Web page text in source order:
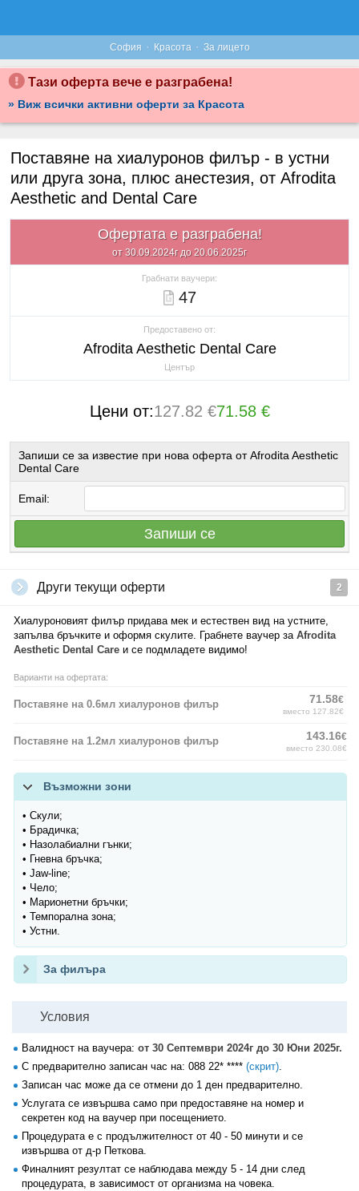
София · Красота · За лицето
Тази оферта вече е разграбена!
» Виж всички активни оферти за Красота
Поставяне на хиалуронов филър - в устни
или друга зона, плюс анестезия, от Afrodita
Aesthetic and Dental Care
Офертата е разграбена!
от 30.09.2024г до 20.06.2025г
Грабнати ваучери:
47
Предоставено от:
Afrodita Aesthetic Dental Care
Център
Цени от:127.82 €71.58 €
Запиши се за известие при нова оферта от Afrodita Aesthetic
Dental Care
Email:
Запиши се
Други текущи оферти 2
Хиалуроновият филър придава мек и естествен вид на устните,
запълва бръчките и оформя скулите. Грабнете ваучер за Afrodita
Aesthetic Dental Care и се подмладете видимо!
Варианти на офертата:
Поставяне на 0.6мл хиалуронов филър 71.58€
вместо 127.82€
Поставяне на 1.2мл хиалуронов филър 143.16€
вместо 230.08€
Възможни зони
• Скули;
• Брадичка;
• Назолабиални гънки;
• Гневна бръчка;
• Jaw-line;
• Чело;
• Марионетни бръчки;
• Темпорална зона;
• Устни.
За филъра
Условия
Валидност на ваучера: от 30 Септември 2024г до 30 Юни 2025г.
С предварително записан час на: 088 22* **** (скрит).
Записан час може да се отмени до 1 ден предварително.
Услугата се извършва само при предоставяне на номер и
секретен код на ваучер при посещението.
Процедурата е с продължителност от 40 - 50 минути и се
извършва от д-р Петкова.
Финалният резултат се наблюдава между 5 - 14 дни след
процедурата, в зависимост от организма на човека.